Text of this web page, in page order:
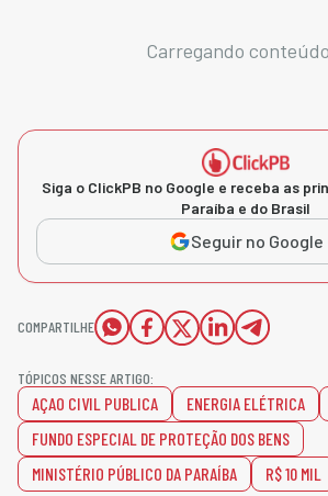
Carregando
Siga o ClickPB no Google e receba as
Paraíba e do Brasil
Seguir no Google
COMPARTILHE
TÓPICOS NESSE ARTIGO:
AÇAO CIVIL PUBLICA ENERGIA ELÉTRICA
FUNDO ESPECIAL DE PROTEÇÃO DOS BENS
MINISTÉRIO PÚBLICO DA PARAÍBA
R$ 10 MIL